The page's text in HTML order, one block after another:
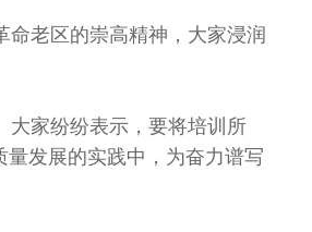
命老区的崇高精神，大家浸润
大家纷纷表示，要将培训所
发展的实践中，为奋力谱写